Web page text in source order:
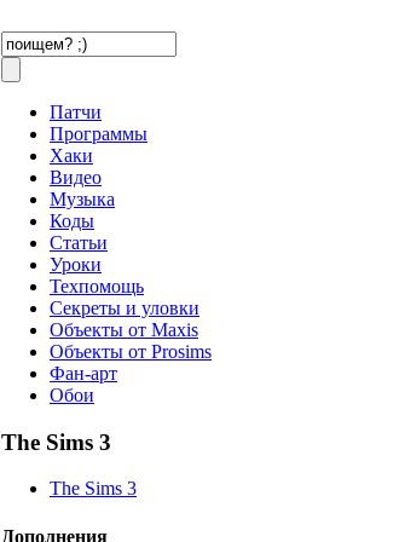
Патчи
Программы
Хаки
Видео
Музыка
Коды
Статьи
Уроки
Техпомощь
Секреты и уловки
Объекты от Maxis
Объекты от Prosims
Фан-арт
Обои
The Sims 3
The Sims 3
Дополнения